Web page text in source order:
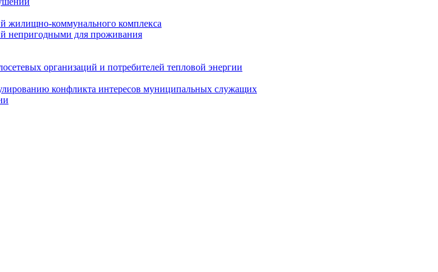
жилищно-коммунального комплекса
непригодными для проживания
организаций и потребителей тепловой энергии
конфликта интересов муниципальных служащих